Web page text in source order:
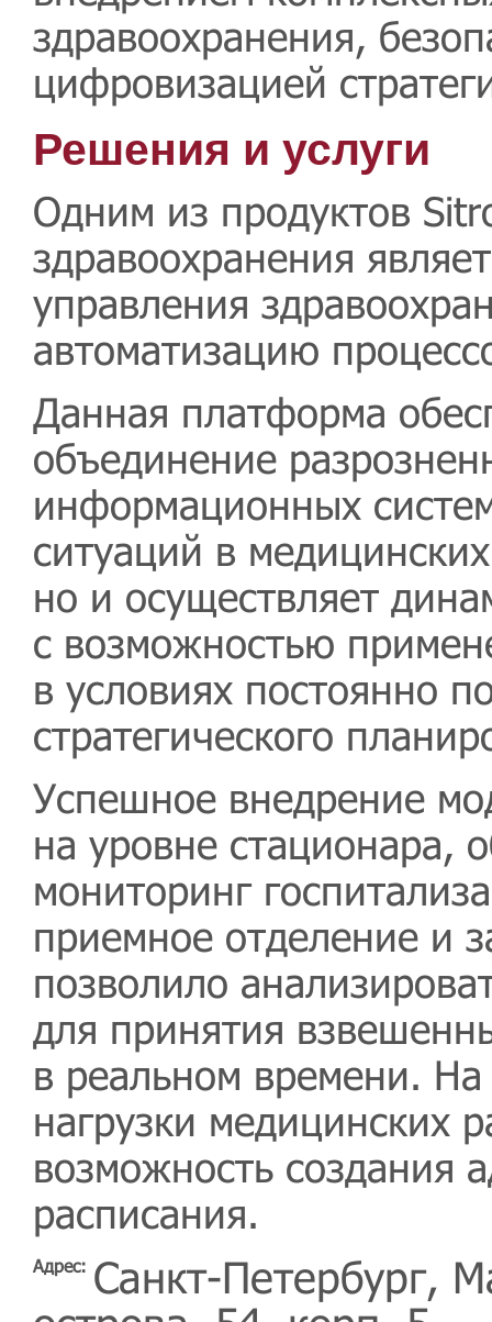
здравоохранения,
цифровизацией
Решения и услуги
Одним из продуктов
здравоохранения
управления
автоматизацию
Данная платформа
объединение
информационных
ситуаций в
но и осуществляет
с возможностью
в условиях постоянно
стратегического
Успешное внедрение
на уровне стационара,
мониторинг
приемное отделение и
позволило
для принятия
в реальном времени.
нагрузки медицинских
возможность создания
расписания.
Адрес: Санкт-Петербург,